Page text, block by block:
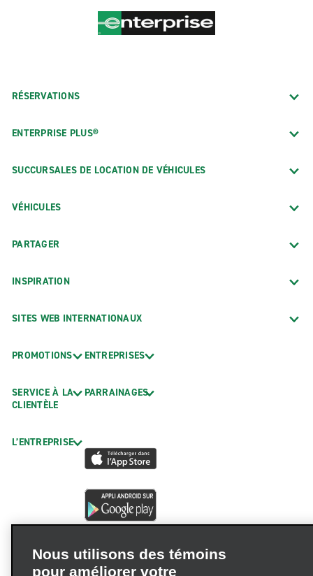
RÉSERVATIONS
ENTERPRISE PLUS®
SUCCURSALES DE LOCATION DE VÉHICULES
VÉHICULES
PARTAGER
INSPIRATION
SITES WEB INTERNATIONAUX
PROMOTIONS
SERVICE À LA
CLIENTÈLE
L’ENTREPRISE
ENTREPRISES
PARRAINAGES
Nous utilisons des témoins
pour améliorer votre